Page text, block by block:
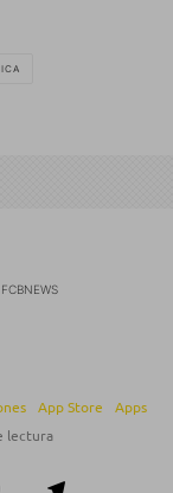
FCBNEWS
App Store
Apps
lectura